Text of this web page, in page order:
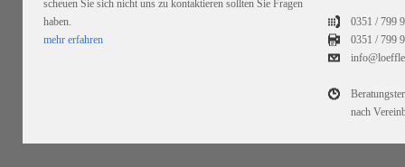
scheuen Sie sich nicht uns zu kontaktieren sollten Sie Fragen
haben.
mehr erfahren
0351 / 799
0351 /799
nach